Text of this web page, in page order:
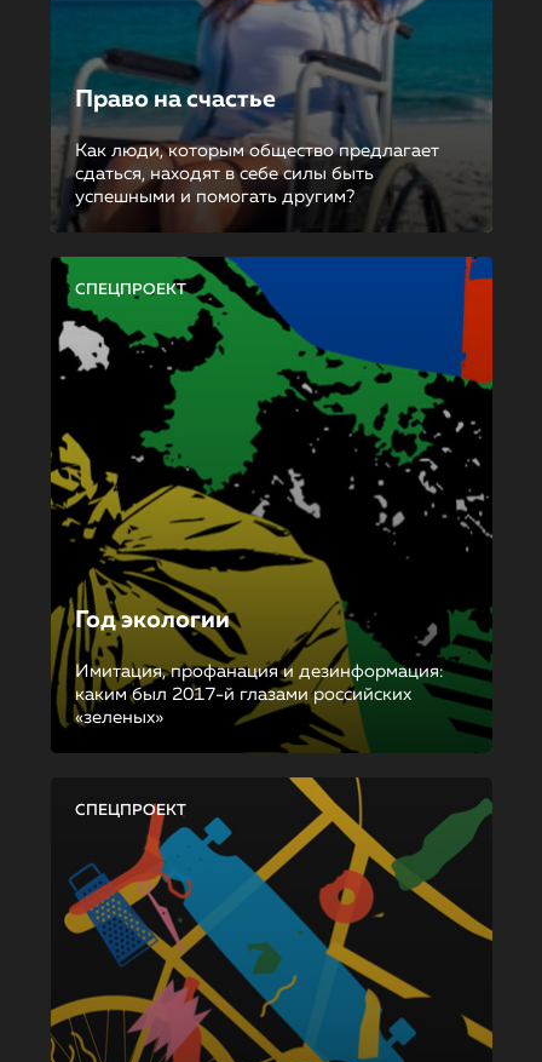
Право на счастье
Как люди, которым общество предлагает
сдаться, находят в себе силы быть
успешными и помогать другим?
СПЕЦПРОЕКТ
Год экологии
Имитация, профанация и дезинформация:
каким был 2017-й глазами российских
«зеленых»
СПЕЦПРОЕКТ